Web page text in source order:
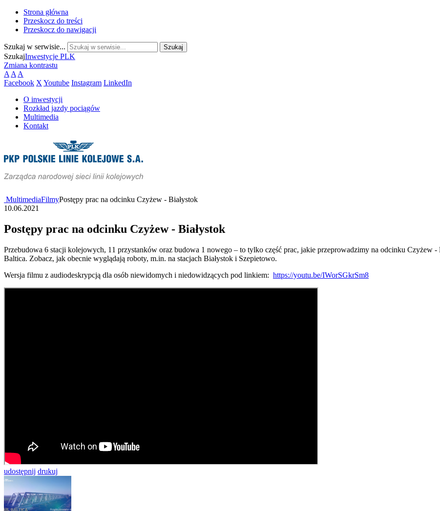
Strona główna
Przeskocz do treści
Przeskocz do nawigacji
Szukaj w serwisie...
SzukajInwestycje PLK
Zmiana kontrastu
A A A
Facebook X Youtube Instagram LinkedIn
O inwestycji
Rozkład jazdy pociągów
Multimedia
Kontakt
MultimediaFilmyPostępy prac na odcinku Czyżew - Białystok
10.06.2021
Postępy prac na odcinku Czyżew - Białystok
Przebudowa 6️ stacji kolejowych, 1️1 przystanków oraz budowa 1️ nowego – to tylko część prac, jakie przeprowadzimy na odcinku Czyżew
Baltica. Zobacz, jak obecnie wyglądają roboty, m.in. na stacjach Białystok i Szepietowo.
Wersja filmu z audiodeskrypcją dla osób niewidomych i niedowidzących pod linkiem: https://youtu.be/IWorSGkrSm8
udostępnij drukuj